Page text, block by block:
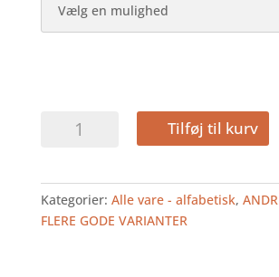
ECUADOR
I
PAPIR
antal
Tilføj til kurv
Kategorier: Alle vare - alfabetisk,
FLERE GODE VARIANTER